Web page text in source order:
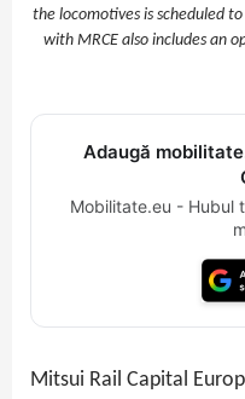
the locomotives is scheduled
with MRCE also includes an
Adaugă
Mobilitate.eu - Hubul
Mitsui Rail Capital